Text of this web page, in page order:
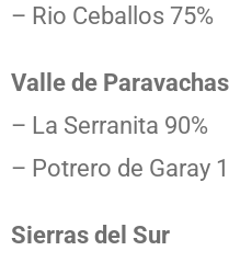
– Rio Ceballos 75%
Valle de
– La Serranita 90%
– Potrero de Garay
Sierras del Sur